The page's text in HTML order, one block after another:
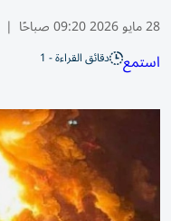
28 مايو 2026 09:20 صباحًا |
استمع دقائق القراءة - 1